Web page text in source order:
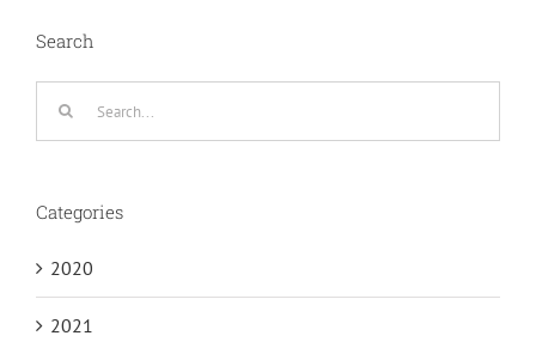
Search
Categories
2020
2021